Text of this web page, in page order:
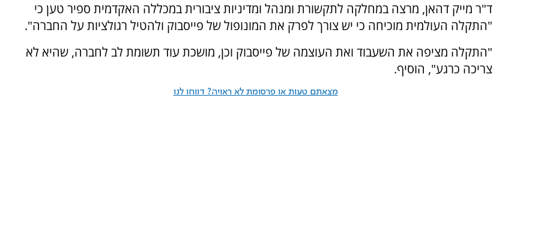
ד"ר מייק דהאן, מרצה במחלקה לתקשורת ומנהל ומדיניות ציבורית במכללה האקדמית ספיר טען כי
"התקלה העולמית מוכיחה כי יש צורך לפרק את המונופול של פייסבוק ולהטיל רגולציות על החברה".
"התקלה מציפה את השעבוד ואת העוצמה של פייסבוק וכן, מושכת עוד תשומת לב לחברה, שהיא לא
צריכה כרגע", הוסיף.
מצאתם טעות או פרסומת לא ראויה? דווחו לנו